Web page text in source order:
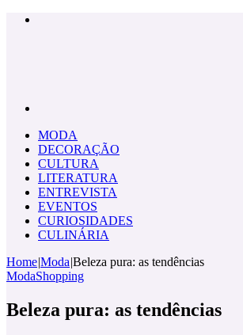
MODA
DECORAÇÃO
CULTURA
LITERATURA
ENTREVISTA
EVENTOS
CURIOSIDADES
CULINÁRIA
Home|Moda|Beleza pura: as tendências
ModaShopping
Beleza pura: as tendências